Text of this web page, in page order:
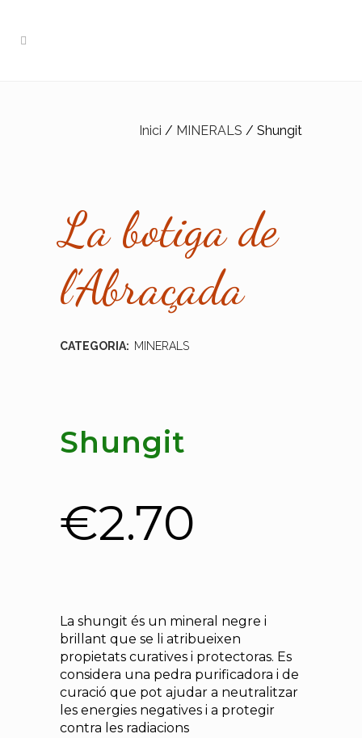
Inici / MINERALS / Shungit
La botiga de
l’Abraçada
CATEGORIA: MINERALS
Shungit
€2.70
La shungit és un mineral negre i
brillant que se li atribueixen
propietats curatives i protectoras. Es
considera una pedra purificadora i de
curació que pot ajudar a neutralitzar
les energies negatives i a protegir
contra les radiacions